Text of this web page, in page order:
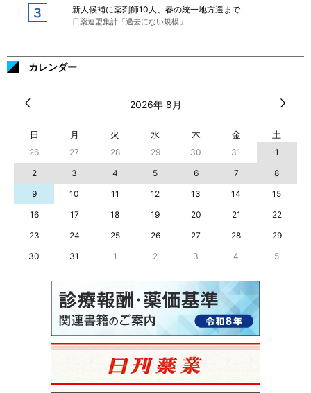
新人候補に薬剤師10人、春の統一地方選まで
日薬連盟集計「過去にない規模」
カレンダー
2026年 8月
日 月 火 水 木 金 土
26 27 28 29 30 31
1
2
3 4 5 6 7
8
9
10 11 12 13 14
15
16
17 18 19 20 21
22
23
24 25 26 27 28
29
30
31 1 2 3 4 5